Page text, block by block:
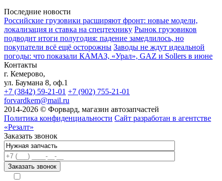
Последние новости
Российские грузовики расширяют фронт: новые модели,
локализация и ставка на спецтехнику Рынок грузовиков
подводит итоги полугодия: падение замедлилось, но
покупатели всё ещё осторожны Заводы не ждут идеальной
погоды: что показали КАМАЗ, «Урал», GAZ и Sollers в июне
Контакты
г. Кемерово,
ул. Баумана 8, оф.1
+7 (3842) 59-21-01 +7 (902) 755-21-01
forvardkem@mail.ru
2014-2026 © Форвард, магазин автозапчастей
Политика конфиденциальности Сайт разработан в агентстве
«Резалт»
Заказать звонок